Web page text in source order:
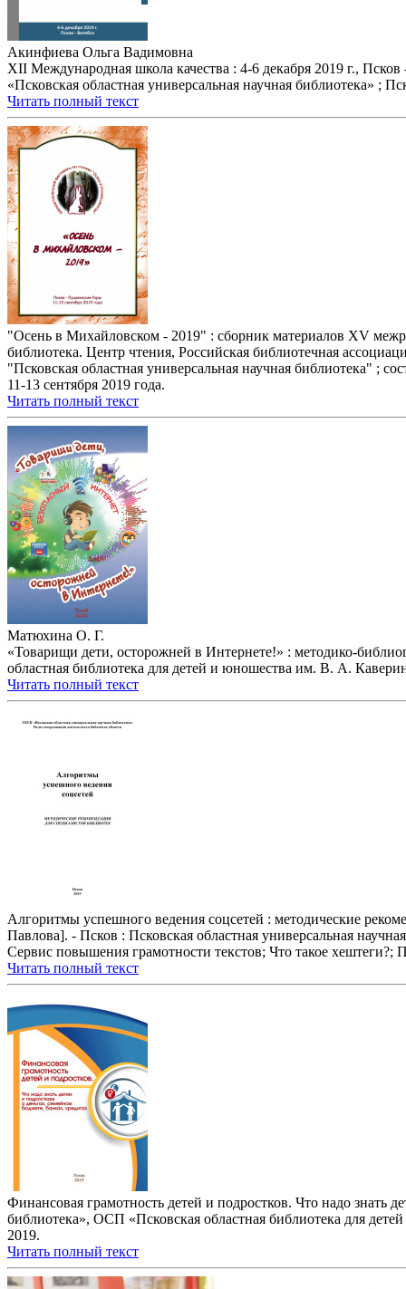
Акинфиева Ольга Вадимовна
XII Международная школа качества : 4-6 декабря 2019 г.,
«Псковская областная универсальная научная библиотека» ;
Читать полный текст
"Осень в Михайловском - 2019" : сборник материалов XV
библиотека. Центр чтения, Российская библиотечная
"Псковская областная универсальная научная библиотека" ;
11-13 сентября 2019 года.
Читать полный текст
Матюхина О. Г.
«Товарищи дети, осторожней в Интернете!» : методико-
областная библиотека для детей и юношества им. В. А.
Читать полный текст
Алгоритмы успешного ведения соцсетей : методические
Павлова]. - Псков : Псковская областная универсальная
Сервис повышения грамотности текстов; Что такое хештеги?;
Читать полный текст
Финансовая грамотность детей и подростков. Что надо знать
библиотека», ОСП «Псковская областная библиотека для
2019.
Читать полный текст